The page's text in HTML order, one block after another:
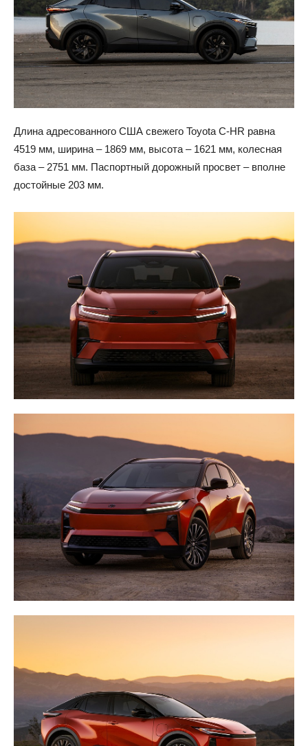
Длина адресованного США свежего Toyota C-HR равна
4519 мм, ширина – 1869 мм, высота – 1621 мм, колесная
база – 2751 мм. Паспортный дорожный просвет – вполне
достойные 203 мм.